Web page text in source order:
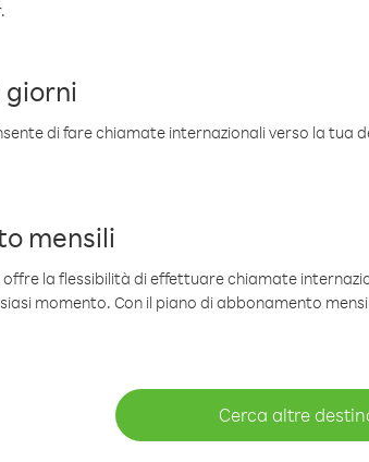
giorni
di fare chiamate internazionali verso la tua
mensili
la flessibilità di effettuare chiamate
momento. Con il piano di abbonamento
Cerca altre